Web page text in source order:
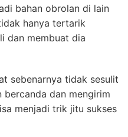
bahan obrolan di lain
hanya tertarik
dan membuat dia
sebenarnya tidak sesulit
bercanda dan mengirim
menjadi trik jitu sukses